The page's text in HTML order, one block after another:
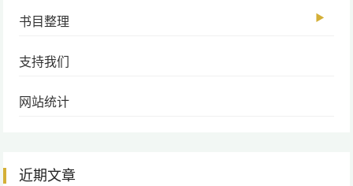
书目整理 ▶
支持我们
网站统计
近期文章